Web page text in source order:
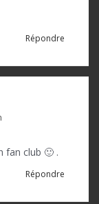
Répondre
fan club 🙂 .
Répondre